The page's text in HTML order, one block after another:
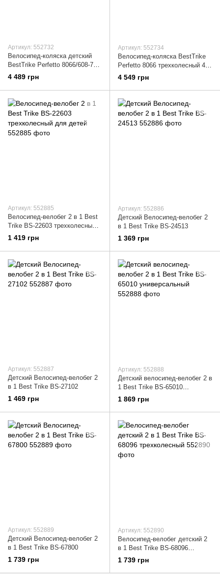
Артикул: 552732
Велосипед-коляска детский
BestTrike Perfetto 8066/608-70
4-в-1 надувные колеса
4 489 грн
Артикул: 552734
Велосипед-коляска BestTrike
Perfetto 8066 трехколесный 4-
в-1 для детей 1-5 лет
4 549 грн
Артикул: 552885
Велосипед-велобег 2 в 1 Best
Trike BS-22603 трехколесный
для детей
1 419 грн
Артикул: 552886
Детский Велосипед-велобег 2
в 1 Best Trike BS-24513
1 369 грн
Артикул: 552887
Детский Велосипед-велобег 2
в 1 Best Trike BS-27102
1 469 грн
Артикул: 552888
Детский велосипед-велобег 2 в
1 Best Trike BS-65010
универсальный
1 869 грн
Артикул: 552889
Детский Велосипед-велобег 2
в 1 Best Trike BS-67800
1 739 грн
Артикул: 552890
Велосипед-велобег детский 2
в 1 Best Trike BS-68096
трехколесный
1 739 грн